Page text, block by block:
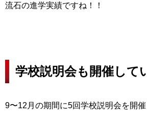
流石の進学実績ですね！！
学校説明会も開催して
9〜12月の期間に5回学校説明会を開催